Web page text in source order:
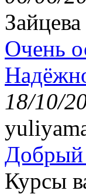
Зайцева
Очень
18/10/
Добрый
Курсы